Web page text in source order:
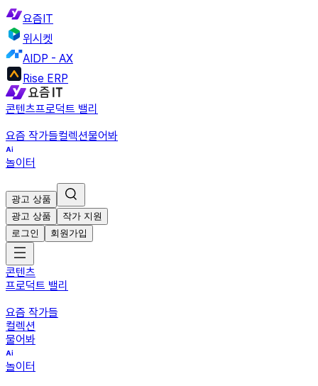
요즘IT
위시켓
AIDP - AX
Rise ERP
콘텐츠프로덕트 밸리
요즘 작가들컬렉션물어봐
놀이터
광고 상품
광고 상품
작가 지원
로그인
회원가입
콘텐츠
프로덕트 밸리
요즘 작가들
컬렉션
물어봐
놀이터